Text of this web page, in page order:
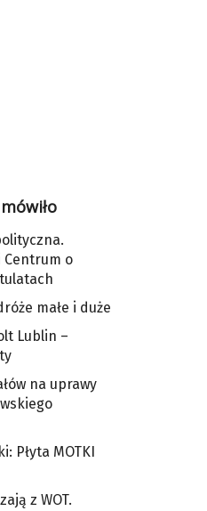
Centrum o
małe i duże
Lublin –
na uprawy
Płyta MOTKI
z WOT.